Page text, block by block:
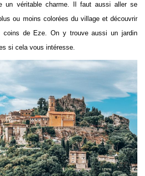
un véritable charme. Il faut aussi aller se
ou moins colorées du village et découvrir
coins de Eze. On y trouve aussi un jardin
si cela vous intéresse.